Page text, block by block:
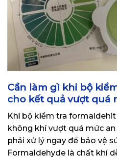
Cần làm gì khi bộ
cho kết quả vượt quá
Khi bộ kiểm tra
không khí vượt quá mức
phải xử lý ngay để bảo vệ
Formaldehyde là chất khí